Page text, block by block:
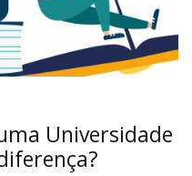
Universidade